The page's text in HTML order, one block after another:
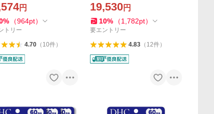
量 ギフト
円
% （964pt）
トリー
4.70（ 10件）
ョ きぬじょ ギフト
19,530円
10% （1,782pt）
要エントリー
4.83（ 12件）